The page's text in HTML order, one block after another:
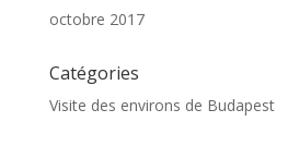
octobre 2017
Catégories
Visite des environs de Budapest